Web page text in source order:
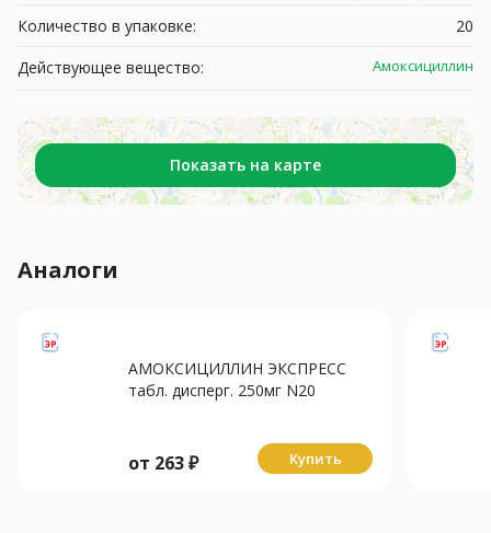
Количество в упаковке:
20
Действующее вещество:
Амоксициллин
Показать на карте
Аналоги
АМОКСИЦИЛЛИН ЭКСПРЕСС
табл. дисперг. 250мг N20
от 263₽ Купить